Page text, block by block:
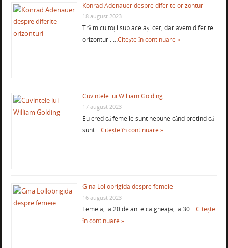
Konrad Adenauer despre diferite orizonturi
18 august 2023
Trăim cu toții sub același cer, dar avem diferite
orizonturi. …Citește în continuare »
Cuvintele lui William Golding
17 august 2023
Eu cred că femeile sunt nebune când pretind că
sunt …Citește în continuare »
Gina Lollobrigida despre femeie
16 august 2023
Femeia, la 20 de ani e ca gheaţa, la 30 …Citește
în continuare »